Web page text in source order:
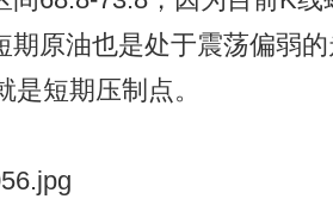
期原油也是处于震荡偏弱
是短期压制点。